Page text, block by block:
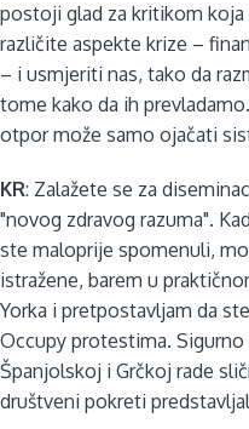
postoji glad za kritikom
različite aspekte krize –
– i usmjeriti nas, tako da
tome kako da ih
otpor može samo ojačati
KR: Zalažete se za
"novog zdravog razuma".
ste maloprije spomenuli,
istražene, barem u
Yorka i pretpostavljam da
Occupy protestima.
Španjolskoj i Grčkoj rade
društveni pokreti